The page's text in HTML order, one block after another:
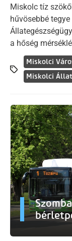
Miskolc tíz
hűvösebbé
a hőség
Miskolci
Miskolci